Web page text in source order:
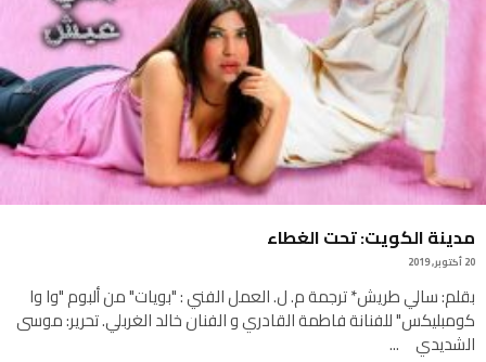
مدينة الكويت: تحت الغطاء
20 أكتوبر, 2019
بقلم: سالي طريش* ترجمة م. ل. العمل الفني : "بويات" من ألبوم "وا وا
كومبليكس" للفنانة فاطمة القادري و الفنان خالد الغربلي. تحرير: موسى
الشديدي ...